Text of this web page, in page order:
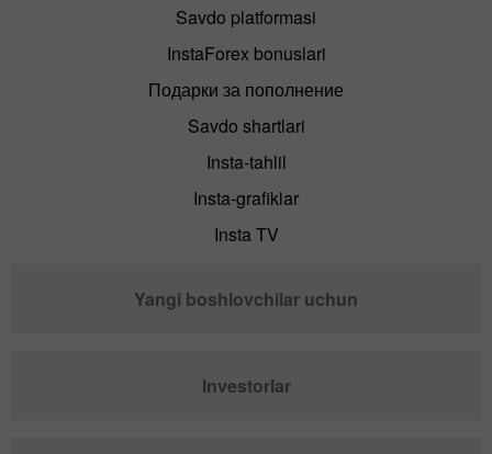
Savdo platformasi
InstaForex bonuslari
Подарки за пополнение
Savdo shartlari
Insta-tahlil
Insta-grafiklar
Insta TV
Yangi boshlovchilar uchun
Investorlar